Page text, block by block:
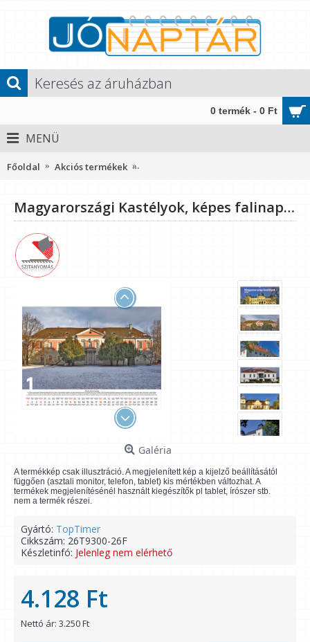
0 termék - 0 Ft
MENÜ
Főoldal Akciós termékek
Magyarországi Kastélyok, képes falinaptár 2026
Galéria
A termékkép csak illusztráció. A megjelenített kép a kijelző beállításától
függően (asztali monitor, telefon, tablet) kis mértékben változhat. A
termékek megjelenítésénél használt kiegészítők pl tablet, írószer stb.
nem a termék részei.
Gyártó: TopTimer
Cikkszám: 26T9300-26F
Készletinfó: Jelenleg nem elérhető
4.128 Ft
Nettó ár: 3.250 Ft